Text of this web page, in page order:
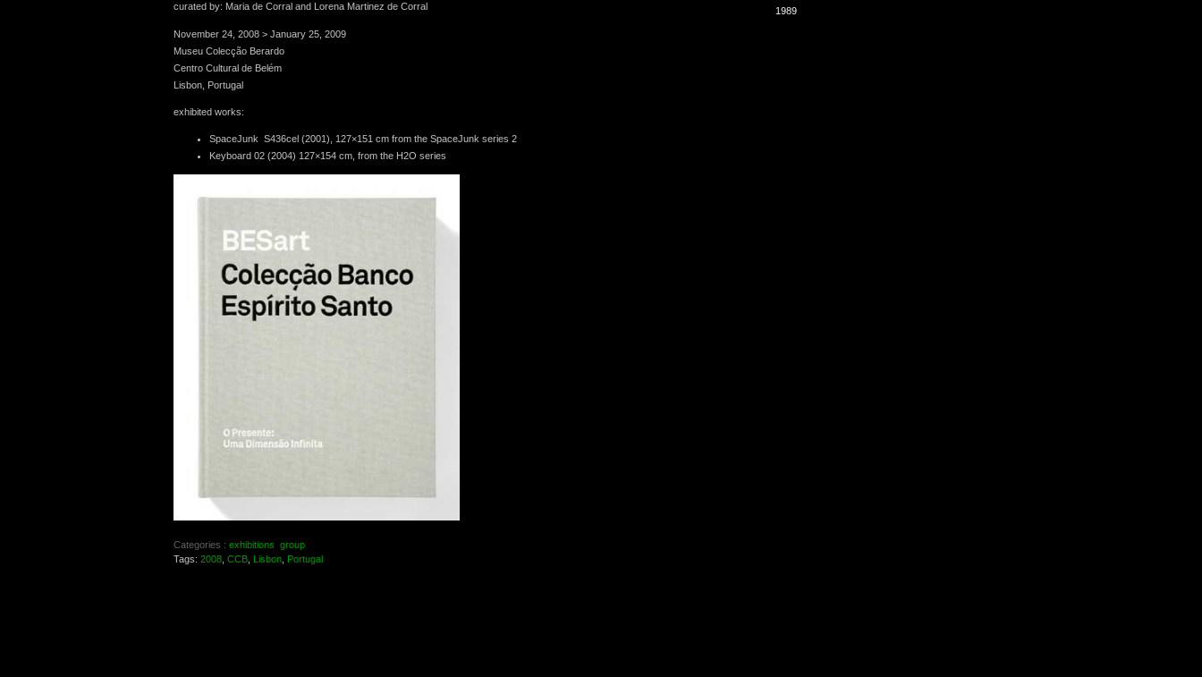
curated by: Maria de Corral and Lorena Martinez de Corral
November 24, 2008 > January 25, 2009
Museu Colecção Berardo
Centro Cultural de Belém
Lisbon, Portugal
exhibited works:
SpaceJunk S436cel (2001), 127×151 cm from the SpaceJunk series 2
Keyboard 02 (2004) 127×154 cm, from the H2O series
Categories : exhibitions group
Tags: 2008 CCB Lisbon Portugal
1989